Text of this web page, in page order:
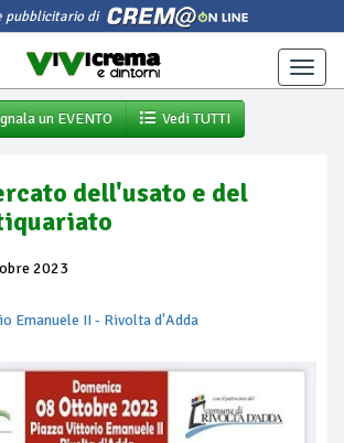
pubblicitario di
Toggle
un EVENTO
Vedi TUTTI
dell'usato e del
2023
Emanuele II - Rivolta d'Adda